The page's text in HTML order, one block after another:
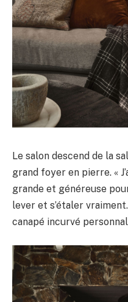
Le salon descend de la
grand foyer en pierre. «
grande et généreuse
lever et s’étaler
canapé incurvé